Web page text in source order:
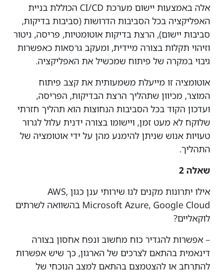
אלה באמצעות יישום מערכת CI/CD הכוללת בניית
האפליקציה בכל הסביבות הדרושות (סביבות בדיקות,
סביבות יישום), הרצת בדיקות אוטומטיות, פריסה, ניטור
וזיהוי תקלות בצורה מיידית, ומעקב גרסאות כאפשרות
גיבוי במקרה של פיתוח שמכשיל את האפליקציה.
אוטומציה זו מייעלת משמעותית את קצב פיתוח
המוצר, מכיוון שתהליך הרצת הבדיקות, הפריסה,
ועדכון הקוד בכל הסביבות הנחוצות הוא תהליך חזרתי
שלוקח לא מעט זמן, ויישומו בצורה ידנית עלול לגרור
טעויות אנוש שניתן להימנע מהן על ידי אוטומציה של
התהליך.
שאלה 2
אילו יתרונות מקנים לנו שירותי ענן כגון AWS,
Microsoft Azure, Google Cloud בהשוואה לשרתים
לוקאליים?
– אפשרות להגדיר כוח מחשוב ונפח אחסון בצורה
דינאמית בהתאם לצרכים של הארגון, כך שיש אפשרות
להתרחב או להצטמצם בהתאם למצב הנוכחי של